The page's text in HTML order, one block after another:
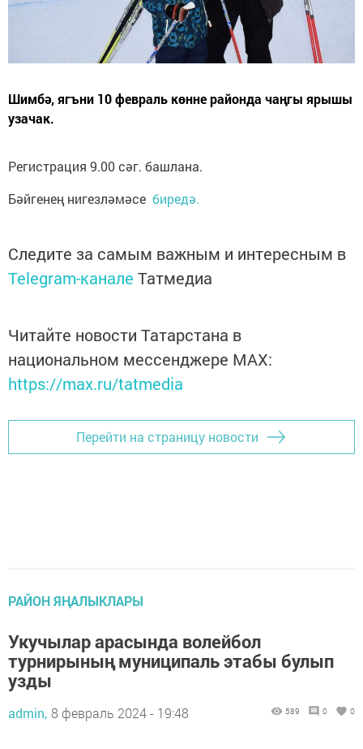
Шимбә, ягъни 10 февраль көнне районда чаңгы ярышы
узачак.
Регистрация 9.00 сәг. башлана.
Бәйгенең нигезләмәсе биредә.
Следите за самым важным и интересным в
Telegram-канале Татмедиа
Читайте новости Татарстана в
национальном мессенджере MАХ:
https://max.ru/tatmedia
Перейти на страницу новости
РАЙОН ЯҢАЛЫКЛАРЫ
Укучылар арасында волейбол
турнирының муниципаль этабы булып
узды
admin, 8 февраль 2024 - 19:48 589 0 0